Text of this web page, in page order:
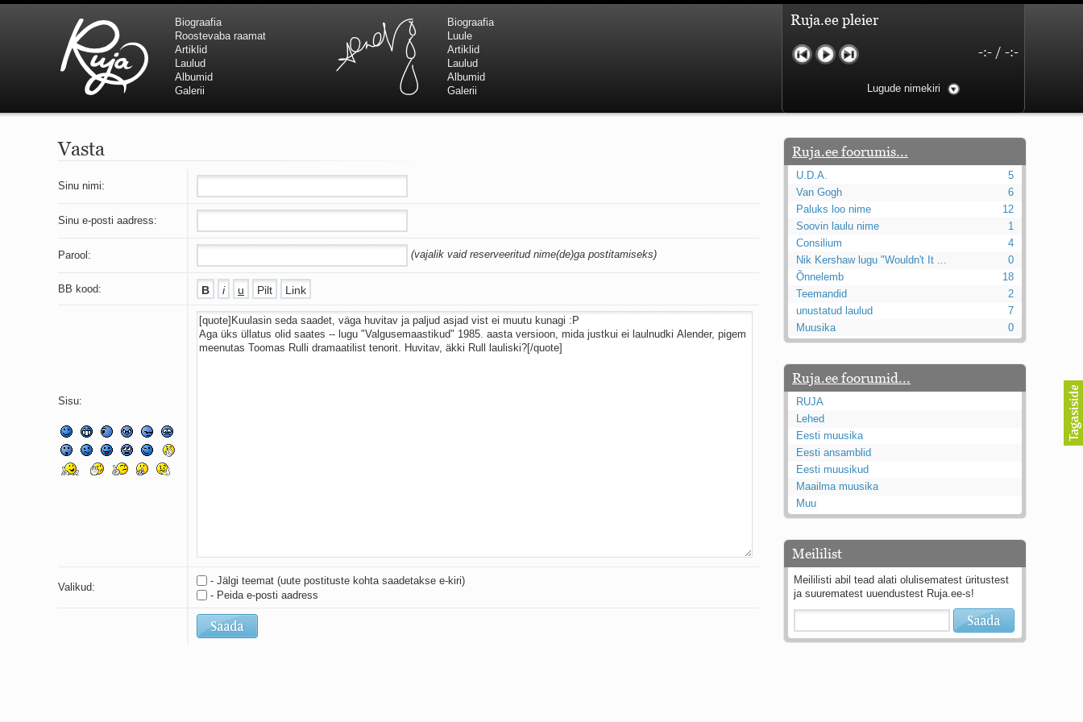
Biograafia
Roostevaba raamat
Artiklid
Laulud
Albumid
Galerii
Biograafia
Luule
Artiklid
Laulud
Albumid
Galerii
Ruja.ee pleier
-:- / -:-
Lugude nimekiri
Vasta
Sinu nimi:
Sinu e-posti aadress:
Parool: (vajalik vaid reserveeritud nime(de)ga postitamiseks)
BB kood:
Sisu:
Valikud:
- Jälgi teemat (uute postituste kohta saadetakse e-kiri)
- Peida e-posti aadress
Ruja.ee foorumis...
U.D.A.
5
Van Gogh
6
Paluks loo nime
12
Soovin laulu nime
1
Consilium
4
Nik Kershaw lugu "Wouldn't It ...
0
Õnnelemb
18
Teemandid
2
unustatud laulud
7
Muusika
0
Ruja.ee foorumid...
RUJA
Lehed
Eesti muusika
Eesti ansamblid
Eesti muusikud
Maailma muusika
Muu
Meililist
Meililisti abil tead alati olulisematest üritustest
ja suurematest uuendustest Ruja.ee-s!